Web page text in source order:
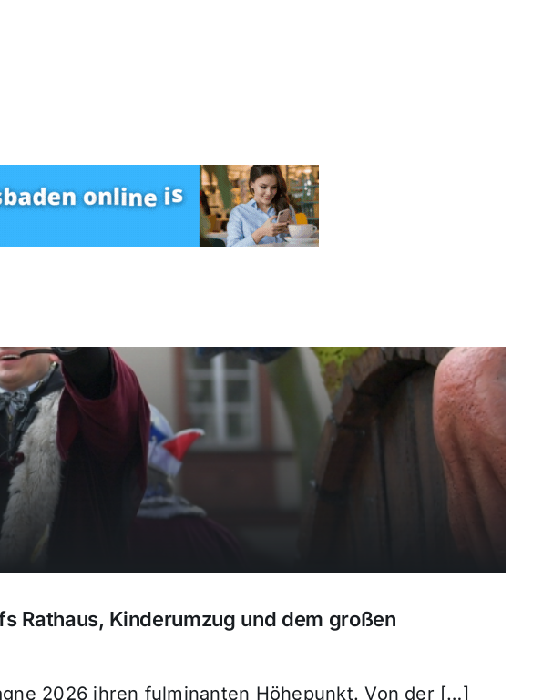
Rathaus, Kinderumzug und dem großen
2026 ihren fulminanten Höhepunkt. Von der […]